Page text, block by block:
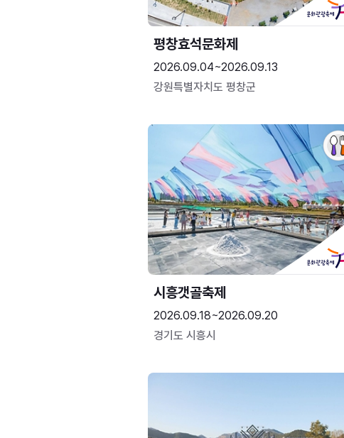
평창효석문화제
2026.09.04~2026.09.13
강원특별자치도 평창군
시흥갯골축제
2026.09.18~2026.09.20
경기도 시흥시